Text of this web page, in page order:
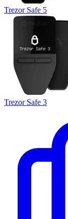
Trezor Safe 5
Trezor Safe 3